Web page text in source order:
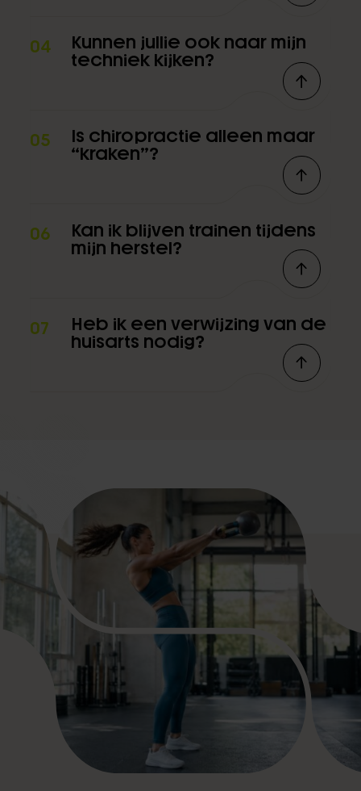
04
Kunnen jullie ook naar mijn
techniek kijken?
05
Is chiropractie alleen maar
“kraken”?
06
Kan ik blijven trainen tijdens
mijn herstel?
07
Heb ik een verwijzing van de
huisarts nodig?